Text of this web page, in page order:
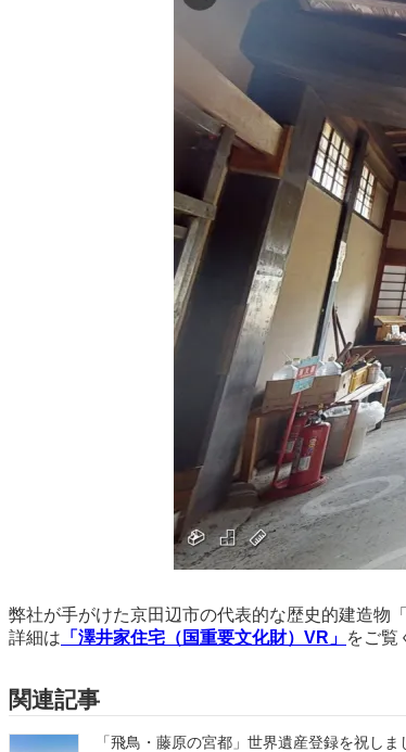
弊社が手がけた京田辺市の代表的な歴史的建造物
詳細は 「澤井家住宅（国重要文化財）VR」 をご覧
関連記事
「飛鳥・藤原の宮都」世界遺産登録を祝しま